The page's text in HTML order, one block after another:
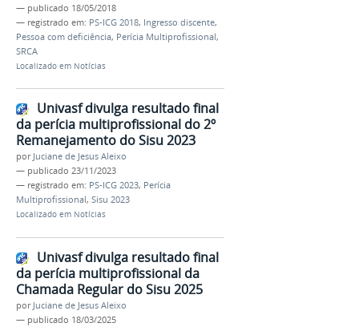
— publicado 18/05/2018
— registrado em: PS-ICG 2018, Ingresso discente,
Pessoa com deficiência, Perícia Multiprofissional,
SRCA
Localizado em Notícias
Univasf divulga resultado final
da perícia multiprofissional do 2º
Remanejamento do Sisu 2023
por Juciane de Jesus Aleixo
— publicado 23/11/2023
— registrado em: PS-ICG 2023, Perícia
Multiprofissional, Sisu 2023
Localizado em Notícias
Univasf divulga resultado final
da perícia multiprofissional da
Chamada Regular do Sisu 2025
por Juciane de Jesus Aleixo
— publicado 18/03/2025